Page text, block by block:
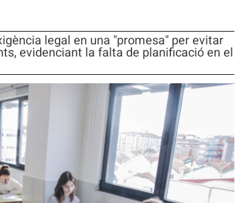
legal en una "promesa" per evitar
evidenciant la falta de planificació en el